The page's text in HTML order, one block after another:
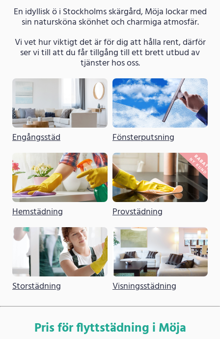
En idyllisk ö i Stockholms skärgård, Möja lockar med
sin natursköna skönhet och charmiga atmosfär.
Vi vet hur viktigt det är för dig att hålla rent, därför
ser vi till att du får tillgång till ett brett utbud av
tjänster hos oss.
Engångsstäd Fönsterputsning
Hemstädning Provstädning
Storstädning Visningsstädning
Pris för flyttstädning i Möja